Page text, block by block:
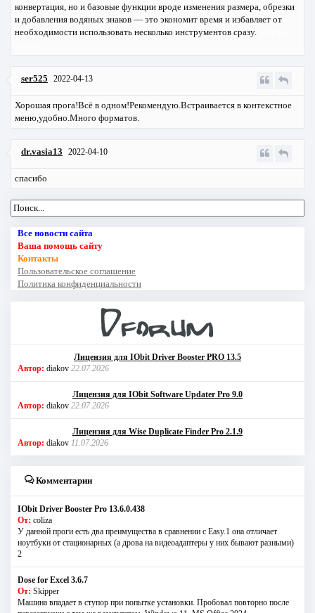
конвертация, но и базовые функции вроде изменения размера, обрезки
и добавления водяных знаков — это экономит время и избавляет от
необходимости использовать несколько инструментов сразу.
ser525 2022-04-13
Хорошая прога!Всё в одном!Рекомендую.Встраивается в контекстное
меню,удобно.Много форматов.
dr.vasia13 2022-04-10
спасибо
Все новости сайта
Ваша помощь сайту
Контакты
Пользовательское соглашение
Политика конфиденциальности
Лицензия для IObit Driver Booster PRO 13.5
Автор: diakov 22.07.2026
Лицензия для IObit Software Updater Pro 9.0
Автор: diakov 22.07.2026
Лицензия для Wise Duplicate Finder Pro 2.1.9
Автор: diakov 11.07.2026
Комментарии
IObit Driver Booster Pro 13.6.0.438
От: coliza
У данной проги есть два преимущества в сравнении с Easy.1 она отличает
ноутбуки от стационарных (а дрова на видеоадаптеры у них бывают разными)
2
Dose for Excel 3.6.7
От: Skipper
Машина впадает в ступор при попытке установки. Пробовал повторно после